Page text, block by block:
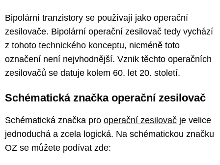
Bipolární tranzistory se používají jako operační
zesilovače. Bipolární operační zesilovač tedy vychází
z tohoto technického konceptu, nicméně toto
označení není nejvhodnější. Vznik těchto operačních
zesilovačů se datuje kolem 60. let 20. století.
Schématická značka operační zesilovač
Schématická značka pro operační zesilovač je velice
jednoduchá a zcela logická. Na schématickou značku
OZ se můžete podívat zde: